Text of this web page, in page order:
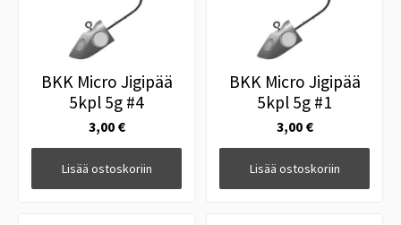
BKK Micro Jigipää
5kpl 5g #4
3,00 €
Lisää ostoskoriin
BKK Micro Jigipää
5kpl 5g #1
3,00 €
Lisää ostoskoriin